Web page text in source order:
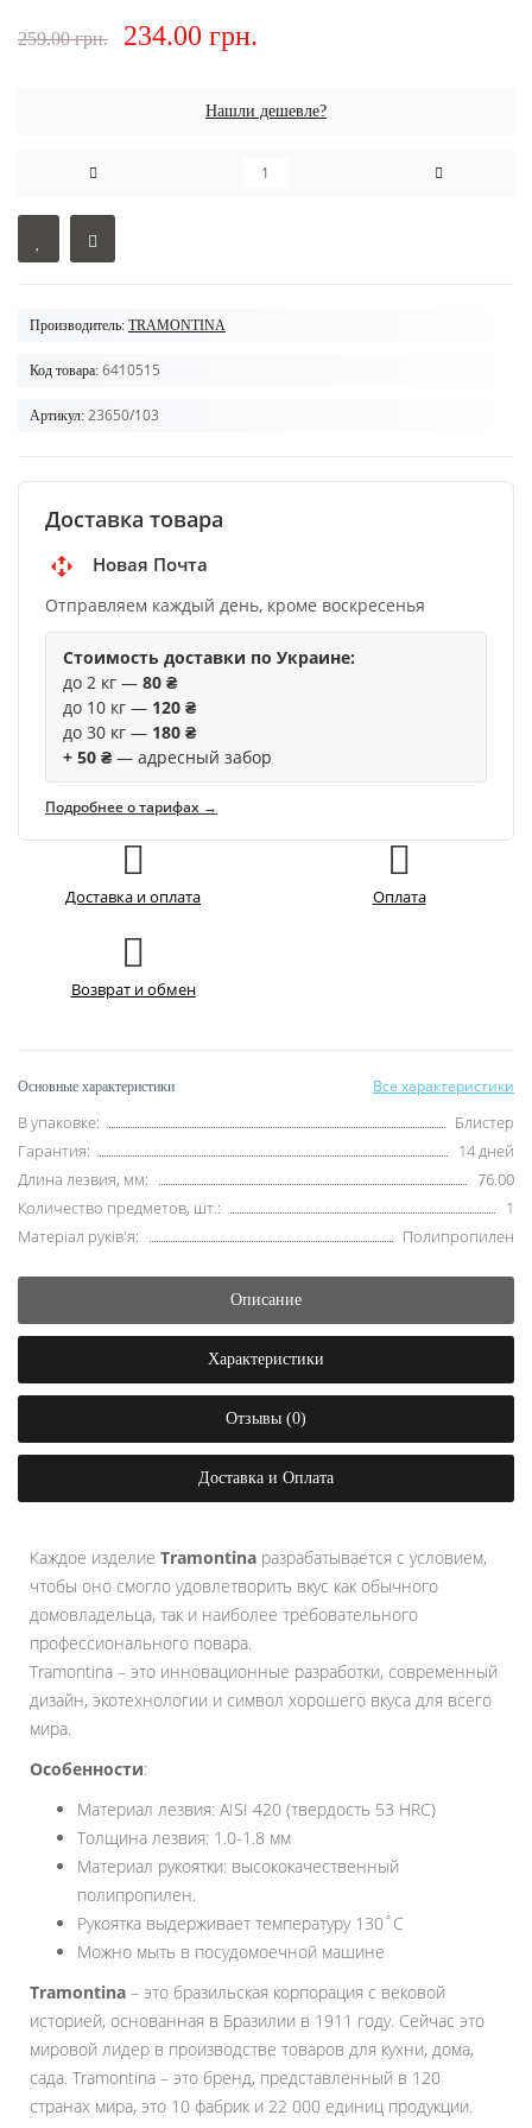
259.00 грн. 234.00 грн.
Нашли дешевле?
Производитель: TRAMONTINA
Код товара: 6410515
Артикул: 23650/103
Доставка товара
Новая Почта
Отправляем каждый день, кроме воскресенья
Стоимость доставки по Украине:
до 2 кг — 80 ₴
до 10 кг — 120 ₴
до 30 кг — 180 ₴
+ 50 ₴ — адресный забор
Подробнее о тарифах →
Доставка и оплата Оплата
Возврат и обмен
Основные характеристики Все характеристики
В упаковке:
Блистер
Гарантия:
14 дней
Длина лезвия, мм:
76.00
Количество предметов, шт.:
1
Матеріал руків'я:
Полипропилен
Описание
Характеристики
Отзывы (0)
Доставка и Оплата
Каждое изделие Tramontina разрабатывается с условием,
чтобы оно смогло удовлетворить вкус как обычного
домовладельца, так и наиболее требовательного
профессионального повара.
Tramontina – это инновационные разработки, современный
дизайн, экотехнологии и символ хорошего вкуса для всего
мира.
Особенности:
Материал лезвия: AISI 420 (твердость 53 HRC)
Толщина лезвия: 1.0-1.8 мм
Материал рукоятки: высококачественный
полипропилен.
Рукоятка выдерживает температуру 130˚С
Можно мыть в посудомоечной машине
Tramontina – это бразильская корпорация с вековой
историей, основанная в Бразилии в 1911 году. Сейчас это
мировой лидер в производстве товаров для кухни, дома,
сада. Tramontina – это бренд, представленный в 120
странах мира, это 10 фабрик и 22 000 единиц продукции.